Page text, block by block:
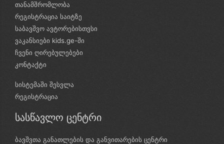
თანამშრომლობა
რეგისტრაცია საიტზე
საბავშვო ავტორებისთვსი
ვაკანსიები kids.ge-ში
ჩვენი ღირებულებები
კონტაქტი
სისტემაში შესვლა
რეგისტრაცია
სასწავლო ცენტრი
ბავშვთა განათლების და განვითარების ცენტრი